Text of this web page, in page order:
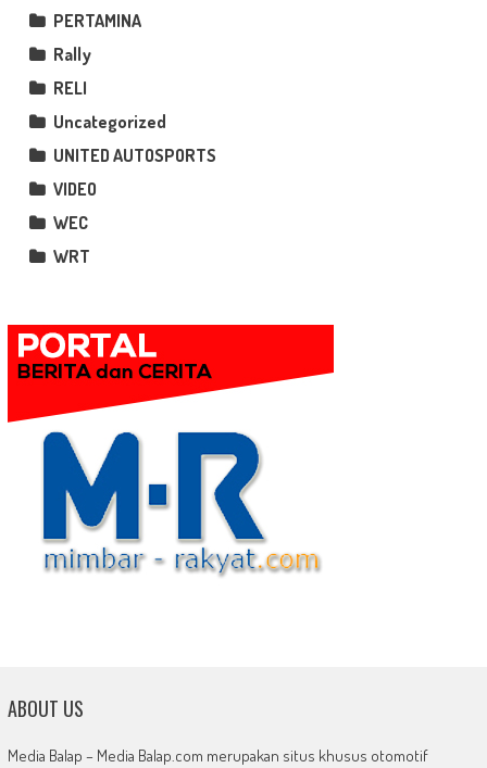
PERTAMINA
Rally
RELI
Uncategorized
UNITED AUTOSPORTS
VIDEO
WEC
WRT
ABOUT US
Media Balap – Media Balap.com merupakan situs khusus otomotif